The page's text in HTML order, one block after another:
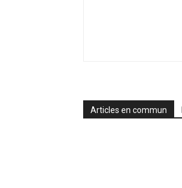
Articles en commun